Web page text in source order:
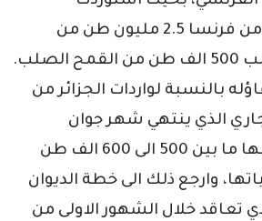
الموسم المنصرم من فرنسا 2.5 مليون طن من
القمح اللين الى جانب 500 الف طن من القمح الصلب.
بالنسبة لواردات الجزائر من
الذي ينتهي شهر جوان
المقبل، حيث بقي لها ما بين 500 الى 600 الف طن
وارجع ذلك الى خطة الديوان
تعاقد خلال الشهور الاولى من